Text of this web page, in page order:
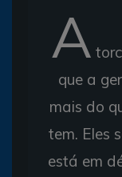
A
que a
mais do
tem. Eles
está em